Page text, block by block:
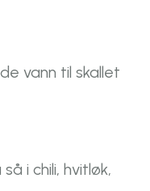
vann til skallet
i chili, hvitløk,